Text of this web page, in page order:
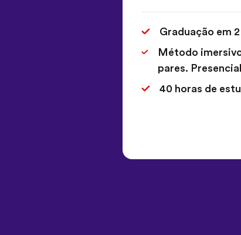
Graduação em
Método
pares.
40 horas de